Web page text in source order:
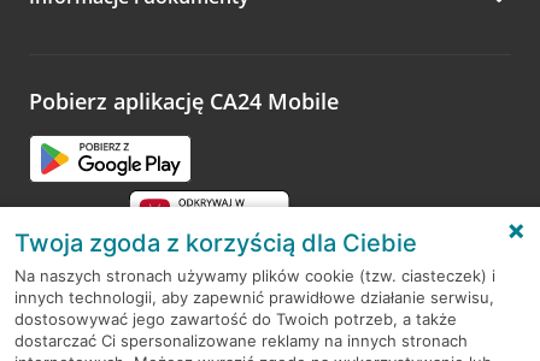
opinie.
Pobierz aplikację CA24 Mobile
RODO
Regulamin serwisu
Twoja zgoda z korzyścią dla Ciebie
Na naszych stronach używamy plików cookie (tzw. ciasteczek) i
innych technologii, aby zapewnić prawidłowe działanie serwisu,
dostosowywać jego zawartość do Twoich potrzeb, a także
dostarczać Ci spersonalizowane reklamy na innych stronach